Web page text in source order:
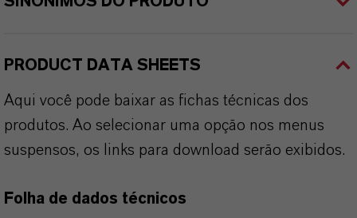
PRODUCT DATA SHEETS
Aqui você pode baixar as fichas técnicas dos
produtos. Ao selecionar uma opção nos menus
suspensos, os links para download serão exibidos.
Folha de dados técnicos